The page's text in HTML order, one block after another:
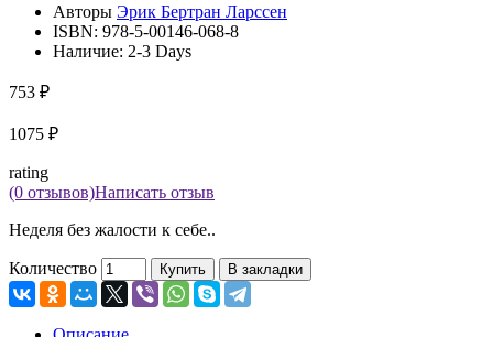
Авторы Эрик Бертран Ларссен
ISBN: 978-5-00146-068-8
Наличие: 2-3 Days
753 ₽
1075 ₽
rating
(0 отзывов)Написать отзыв
Неделя без жалости к себе..
Количество Купить В закладки